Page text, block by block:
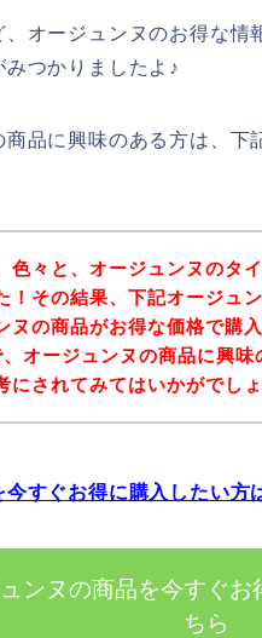
オージュンヌのお得な情
つかりましたよ♪
品に興味のある方は、
色々と、オージュンヌのタ
！その結果、下記オージュ
ヌの商品がお得な価格で購
オージュンヌの商品に興
にされてみてはいかがでし
すぐお得に購入したい方
ンヌの商品を今すぐお
ちら